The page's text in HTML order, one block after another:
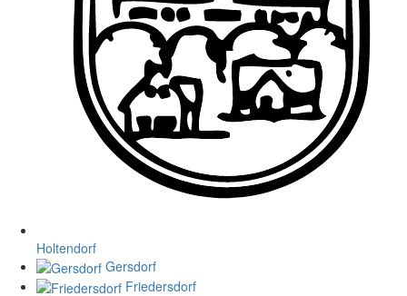
Holtendorf
Gersdorf
Friedersdorf